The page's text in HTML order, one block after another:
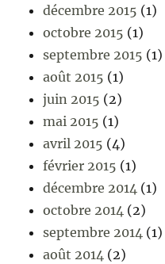
décembre 2015 (1)
octobre 2015 (1)
septembre 2015 (1)
août 2015 (1)
juin 2015 (2)
mai 2015 (1)
avril 2015 (4)
février 2015 (1)
décembre 2014 (1)
octobre 2014 (2)
septembre 2014 (1)
août 2014 (2)